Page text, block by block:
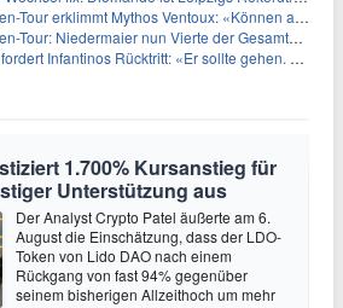
Tour erklimmt Mythos Ventoux: «Können alles schaffen»
Tour: Niedermaier nun Vierte der Gesamtwertung
Infantinos Rücktritt: «Er sollte gehen. Jetzt»
1.700% Kursanstieg für
Unterstützung aus
Der Analyst Crypto Patel äußerte am 6.
August die Einschätzung, dass der LDO-
Token von Lido DAO nach einem
Rückgang von fast 94% gegenüber
seinem bisherigen Allzeithoch um mehr